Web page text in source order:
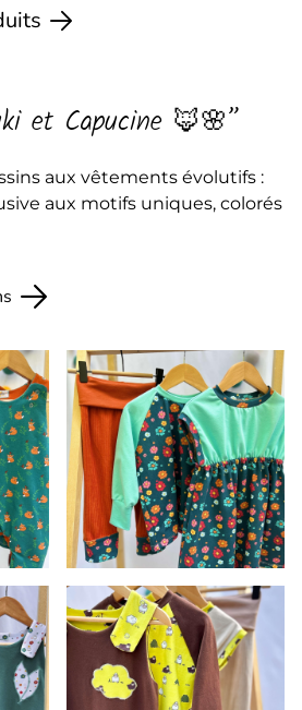
et Capucine 🦊🌸”
aux vêtements évolutifs :
aux motifs uniques, colorés